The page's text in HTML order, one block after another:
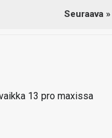
Seuraava »
13 pro maxissa